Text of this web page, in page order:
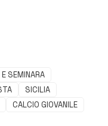
SEMINARA
SICILIA
CALCIO GIOVANILE